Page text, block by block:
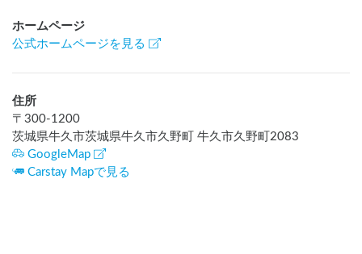
ホームページ
公式ホームページを見る
住所
〒 300-1200
茨城県牛久市茨城県牛久市久野町 牛久市久野町2083
GoogleMap
Carstay Mapで見る